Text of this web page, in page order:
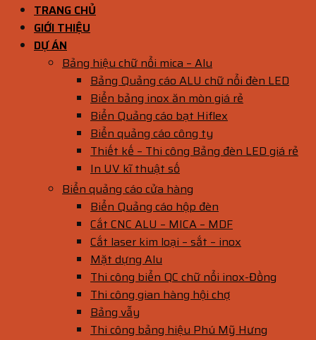
TRANG CHỦ
GIỚI THIỆU
DỰ ÁN
Bảng hiệu chữ nổi mica – Alu
Bảng Quảng cáo ALU chữ nổi đèn LED
Biển bảng inox ăn mòn giá rẻ
Biển Quảng cáo bạt Hiflex
Biển quảng cáo công ty
Thiết kế – Thi công Bảng đèn LED giá rẻ
In UV kĩ thuật số
Biển quảng cáo cửa hàng
Biển Quảng cáo hộp đèn
Cắt CNC ALU – MICA – MDF
Cắt laser kim loại – sắt – inox
Mặt dựng Alu
Thi công biển QC chữ nổi inox-Đồng
Thi công gian hàng hội chợ
Bảng vẫy
Thi công bảng hiệu Phú Mỹ Hưng